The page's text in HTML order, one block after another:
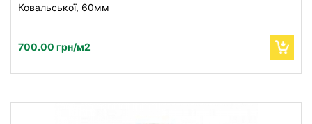
Ковальської, 60мм
700.00 грн/м2